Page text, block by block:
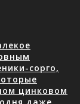
сорго,
цинковом